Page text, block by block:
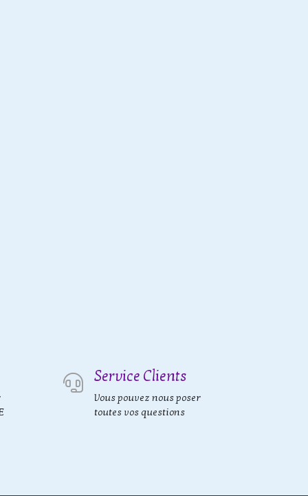
Service Clients
Vous pouvez nous poser
toutes vos questions